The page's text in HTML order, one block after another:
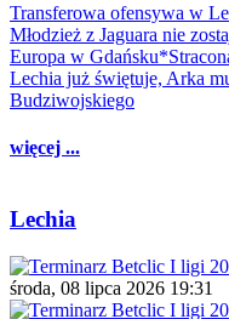
Transferowa ofensywa w
Młodzież z Jaguara nie
Europa w
Lechia już świętuje, Arka
Budziwojskiego
więcej ...
Lechia
środa, 08 lipca 2026 19:31